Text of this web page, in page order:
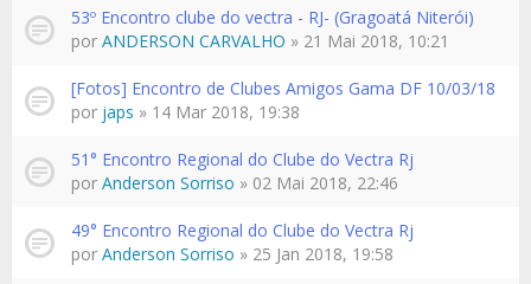
53º Encontro clube do vectra - RJ- (Gragoatá Niterói)
por ANDERSON CARVALHO » 21 Mai 2018, 10:21
[Fotos] Encontro de Clubes Amigos Gama DF 10/03/18
por japs » 14 Mar 2018, 19:38
51° Encontro Regional do Clube do Vectra Rj
por Anderson Sorriso » 02 Mai 2018, 22:46
49° Encontro Regional do Clube do Vectra Rj
por Anderson Sorriso » 25 Jan 2018, 19:58